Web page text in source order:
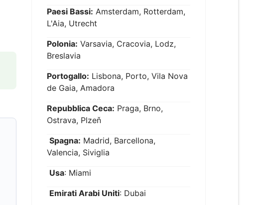
Paesi Bassi: Amsterdam, Rotterdam,
L'Aia, Utrecht
Polonia: Varsavia, Cracovia, Lodz,
Breslavia
Portogallo: Lisbona, Porto, Vila Nova
de Gaia, Amadora
Repubblica Ceca: Praga, Brno,
Ostrava, Plzeň
Spagna: Madrid, Barcellona,
Valencia, Siviglia
Usa: Miami
Emirati Arabi Uniti: Dubai